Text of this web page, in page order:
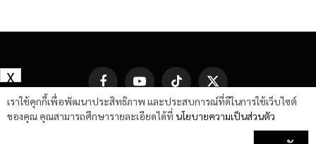
FacebookYouTube TikTok
X
(Twitter)
เราใช้คุกกี้เพื่อพัฒนาประสิทธิภาพ และประสบการณ์ที่ดีในการใช้เว็บไซต์
ของคุณ คุณสามารถศึกษารายละเอียดได้ที่ นโยบายความเป็นส่วนตัว
X